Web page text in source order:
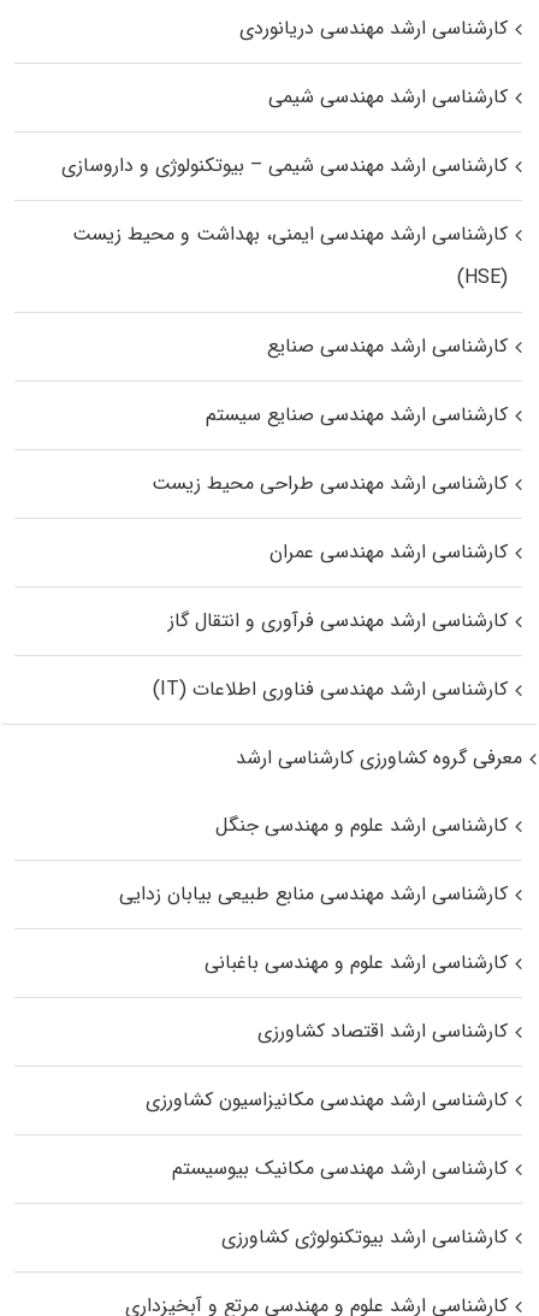
کارشناسی ارشد مهندسی دریانوردی
کارشناسی ارشد مهندسی شیمی
کارشناسی ارشد مهندسی شیمی – بیوتکنولوژی و داروسازی
کارشناسی ارشد مهندسی ایمنی، بهداشت و محیط زیست
(HSE)
کارشناسی ارشد مهندسی صنایع
کارشناسی ارشد مهندسی صنایع سیستم
کارشناسی ارشد مهندسی طراحی محیط زیست
کارشناسی ارشد مهندسی عمران
کارشناسی ارشد مهندسی فرآوری و انتقال گاز
کارشناسی ارشد مهندسی فناوری اطلاعات (IT)
معرفی گروه کشاورزی کارشناسی ارشد
کارشناسی ارشد علوم و مهندسی جنگل
کارشناسی ارشد مهندسی منابع طبیعی بیابان زدایی
کارشناسی ارشد علوم و مهندسی باغبانی
کارشناسی ارشد اقتصاد کشاورزی
کارشناسی ارشد مهندسی مکانیزاسیون کشاورزی
کارشناسی ارشد مهندسی مکانیک بیوسیستم
کارشناسی ارشد بیوتکنولوژی کشاورزی
کارشناسی ارشد علوم و مهندسی مرتع و آبخیزداری